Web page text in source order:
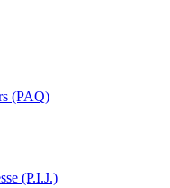
(PAQ)
(P.I.J.)